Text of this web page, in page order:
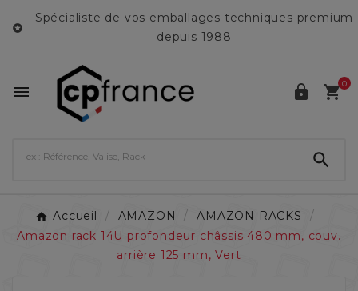

Spécialiste de vos emballages techniques premium
depuis 1988
  0

Accueil AMAZON
AMAZON RACKS
Amazon rack 14U profondeur châssis 480 mm, couv.
arrière 125 mm, Vert